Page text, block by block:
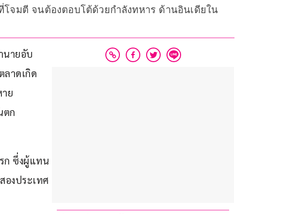
จมตี จนต้องตอบโต้ด้วยกำลังทหาร ด้านอินเดียใน
นายอับ
ลาดเกิด
ย
ตก
ก ซึ่งผู้แทน
องประเทศ